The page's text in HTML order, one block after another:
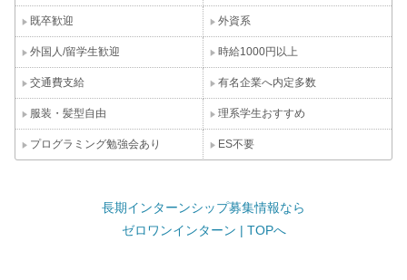
既卒歓迎 外資系
外国人/留学生歓迎 時給1000円以上
交通費支給 有名企業へ内定多数
服装・髪型自由 理系学生おすすめ
プログラミング勉強会あり ES不要
長期インターンシップ募集情報なら
ゼロワンインターン | TOPへ